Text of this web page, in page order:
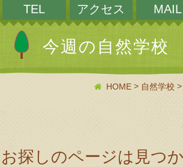
TEL アクセス MAIL
今週の自然学校
HOME> 自然学校 >
お探しのページは見つ